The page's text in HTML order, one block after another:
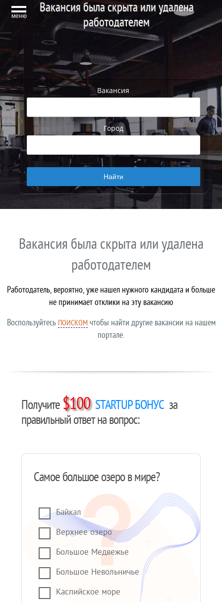
меню
Вакансия была скрыта или удалена
работодателем
Вакансия
Город
Вакансия была скрыта или удалена
работодателем
Работодатель, вероятно, уже нашел нужного кандидата и больше
не принимает отклики на эту вакансию
Воспользуйтесь ПОИСКОМчтобы найти другие вакансии на нашем
портале.
Получите $100 STARTUP БОНУС за
правильный ответ на вопрос:
Самое большое озеро в мире?
Байкал
Верхнее озеро
Большое Медвежье
Большое Невольничье
Каспийское море